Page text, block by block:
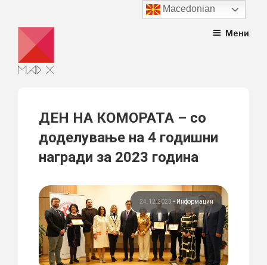
content
Мени
ДЕН НА КОМОРАТА – со
доделување на 4 годишни
награди за 2023 година
24.12.2023 •Информации
Macedonian